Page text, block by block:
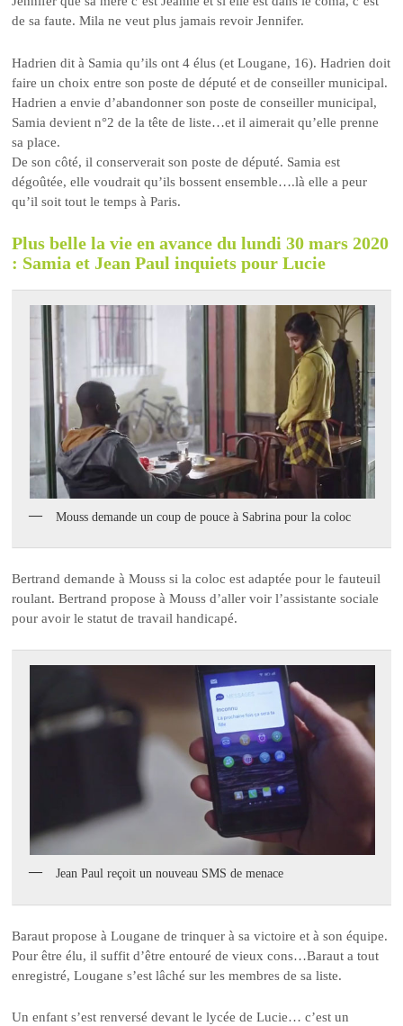
de sa faute. Mila ne veut plus jamais revoir Jennifer.
Hadrien dit à Samia qu’ils ont 4 élus (et Lougane, 16). Hadrien doit
faire un choix entre son poste de député et de conseiller municipal.
Hadrien a envie d’abandonner son poste de conseiller municipal,
Samia devient n°2 de la tête de liste…et il aimerait qu’elle prenne
sa place.
De son côté, il conserverait son poste de député. Samia est
dégoûtée, elle voudrait qu’ils bossent ensemble….là elle a peur
qu’il soit tout le temps à Paris.
Plus belle la vie en avance du lundi 30 mars 2020
: Samia et Jean Paul inquiets pour Lucie
Mouss demande un coup de pouce à Sabrina pour la coloc
Bertrand demande à Mouss si la coloc est adaptée pour le fauteuil
roulant. Bertrand propose à Mouss d’aller voir l’assistante sociale
pour avoir le statut de travail handicapé.
Jean Paul reçoit un nouveau SMS de menace
Baraut propose à Lougane de trinquer à sa victoire et à son équipe.
Pour être élu, il suffit d’être entouré de vieux cons…Baraut a tout
enregistré, Lougane s’est lâché sur les membres de sa liste.
Un enfant s’est renversé devant le lycée de Lucie… c’est un